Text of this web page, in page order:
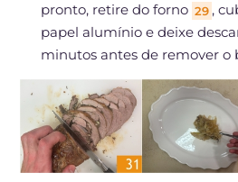
pronto, retire do forno 29 ,
papel alumínio e deixe
minutos antes de remover o